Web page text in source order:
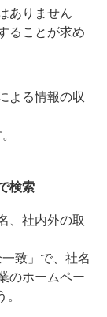
ありません
ることが求め
よる情報の収
検索
、社内外の取
致」で、社名
のホームペー